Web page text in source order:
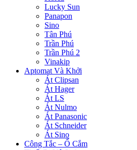
Lucky Sun
Panapon
Sino
Tân Phú
Trần Phú
Trần Phú 2
Vinakip
Aptomat Và Khởi
Át Clipsan
Át Hager
Át LS
Át Nulmo
Át Panasonic
Át Schneider
Át Sino
Công Tắc – Ổ Cắm